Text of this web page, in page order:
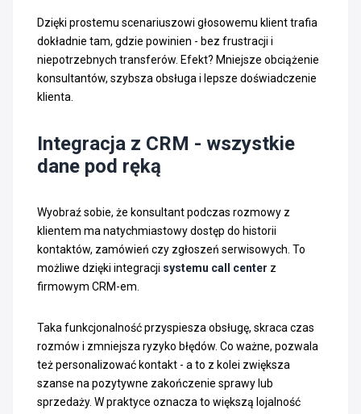
Dzięki prostemu scenariuszowi głosowemu klient trafia
dokładnie tam, gdzie powinien - bez frustracji i
niepotrzebnych transferów. Efekt? Mniejsze obciążenie
konsultantów, szybsza obsługa i lepsze doświadczenie
klienta.
Integracja z CRM - wszystkie
dane pod ręką
Wyobraź sobie, że konsultant podczas rozmowy z
klientem ma natychmiastowy dostęp do historii
kontaktów, zamówień czy zgłoszeń serwisowych. To
możliwe dzięki integracji systemu call center z
firmowym CRM-em.
Taka funkcjonalność przyspiesza obsługę, skraca czas
rozmów i zmniejsza ryzyko błędów. Co ważne, pozwala
też personalizować kontakt - a to z kolei zwiększa
szanse na pozytywne zakończenie sprawy lub
sprzedaży. W praktyce oznacza to większą lojalność